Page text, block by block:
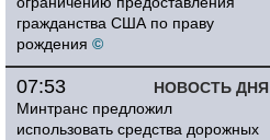
гражданства США по праву
рождения ©
НОВОСТЬ ДНЯ
07:53
Минтранс предложил
использовать средства дорожных